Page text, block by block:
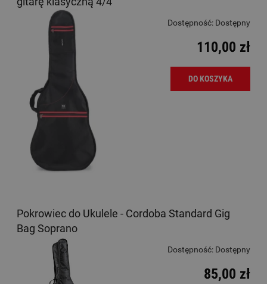
Dostępność: Dostępny
110,00 zł
DO KOSZYKA
Pokrowiec do Ukulele - Cordoba Standard Gig
Bag Soprano
Dostępność: Dostępny
85,00 zł